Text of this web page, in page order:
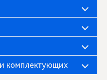
комплектующих